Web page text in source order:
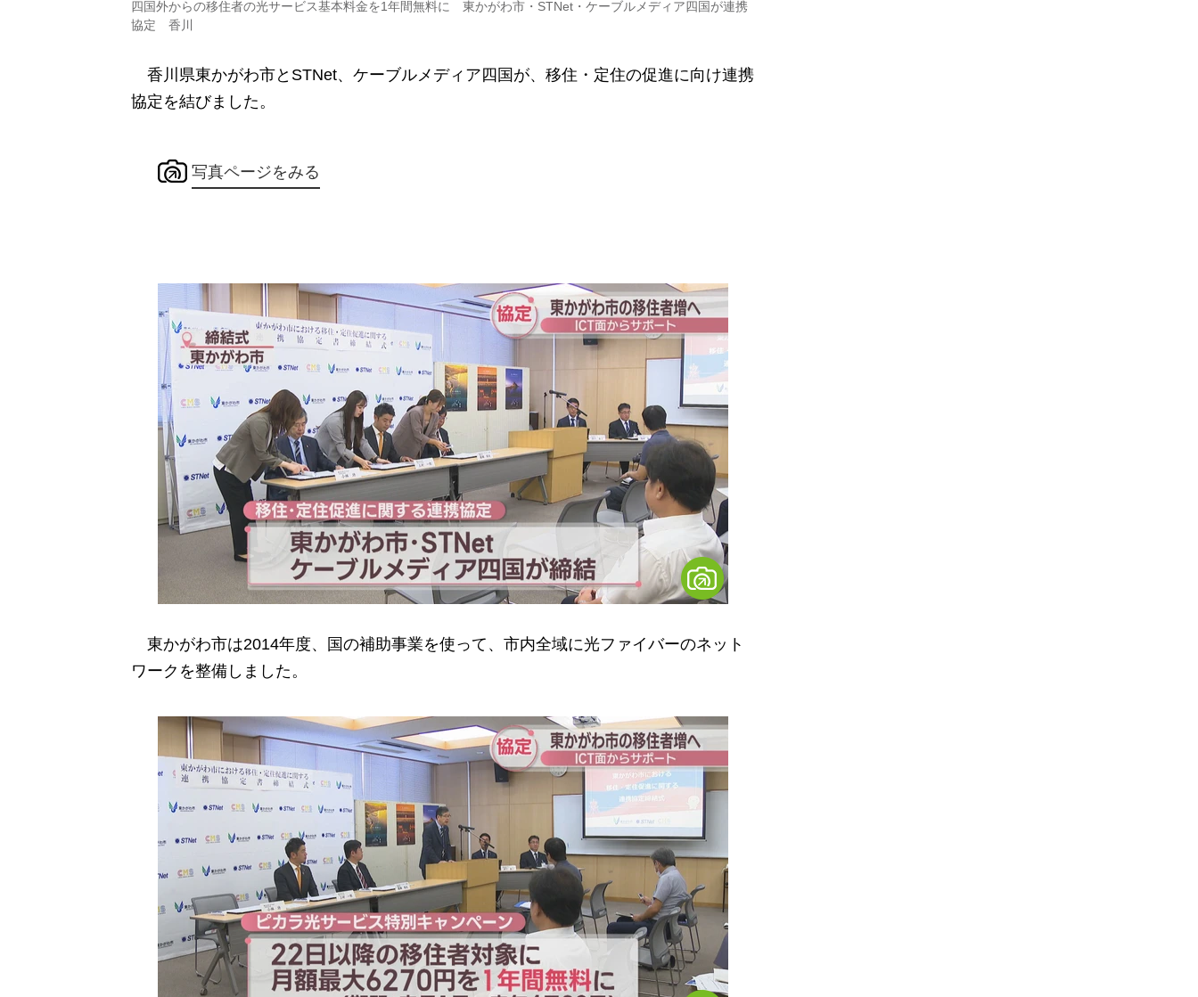
四国外からの移住者の光サービス基本料金を1年間無料に 東かがわ市・STNet・ケーブルメディア四国が連携
協定 香川
香川県東かがわ市とSTNet、ケーブルメディア四国が、移住・定住の促進に向け連携
協定を結びました。
写真ページをみる
東かがわ市は2014年度、国の補助事業を使って、市内全域に光ファイバーのネット
ワークを整備しました。